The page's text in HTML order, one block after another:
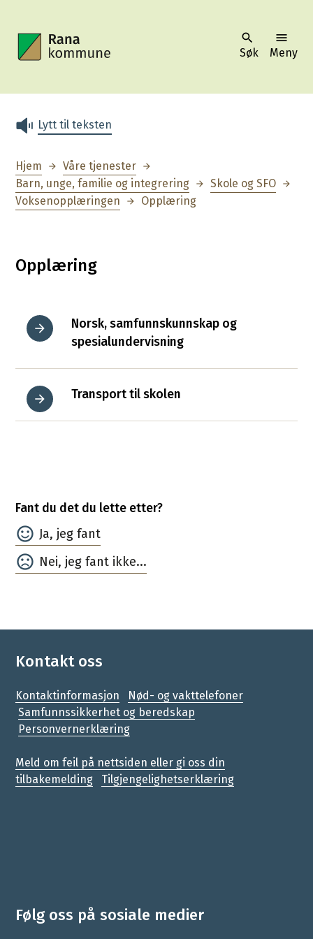
Søk Meny
Lytt til teksten
Du er her:
Hjem
Våre tjenester
Barn, unge, familie og integrering
Skole og SFO
Voksenopplæringen
Opplæring
Opplæring
Norsk, samfunnskunnskap og
spesialundervisning
Transport til skolen
Fant du det du lette etter?
Ja
Nei
Kontakt oss
Kontaktinformasjon
Nød- og vakttelefoner
Samfunnssikkerhet og beredskap
Personvernerklæring
Meld om feil på nettsiden eller gi oss din
tilbakemelding
Tilgjengelighetserklæring
Følg oss på sosiale medier